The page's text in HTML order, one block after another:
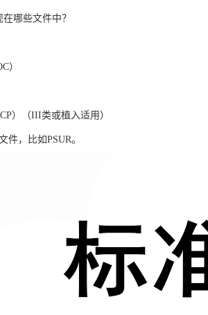
哪些文件中？
）
）（III类或植入适用）
，比如PSUR。